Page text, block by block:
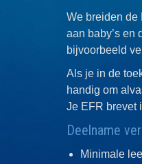
We breiden de
aan baby’s en
bijvoorbeeld
Als je in de
handig om
Je EFR brevet
Deelname
Minimale